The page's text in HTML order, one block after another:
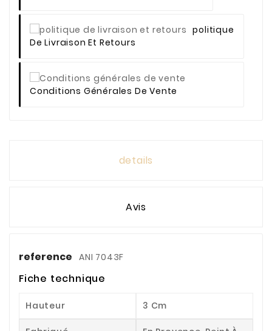
Politique
De Livraison Et Retours
Conditions Générales De Vente
details
Avis
reference ANI 7043F
Fiche technique
Hauteur 3 Cm